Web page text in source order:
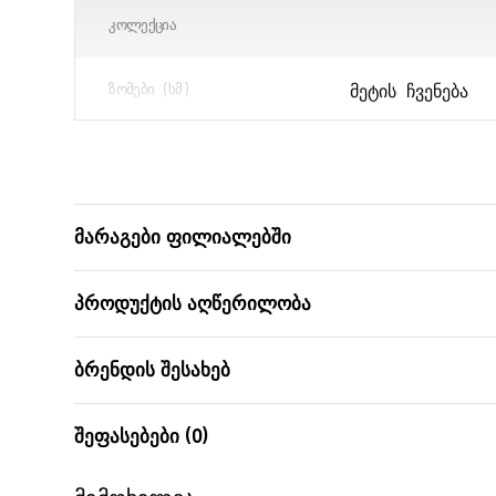
ᲙᲝᲚᲔᲥᲪᲘᲐ
ᲖᲝᲛᲔᲑᲘ (ᲡᲛ) ᲛᲔᲢᲘᲡ ᲩᲕᲔᲜᲔᲑᲐ
მარაგები ფილიალებში
პროდუქტის აღწერილობა
ბრენდის შესახებ
შეფასებები (0)